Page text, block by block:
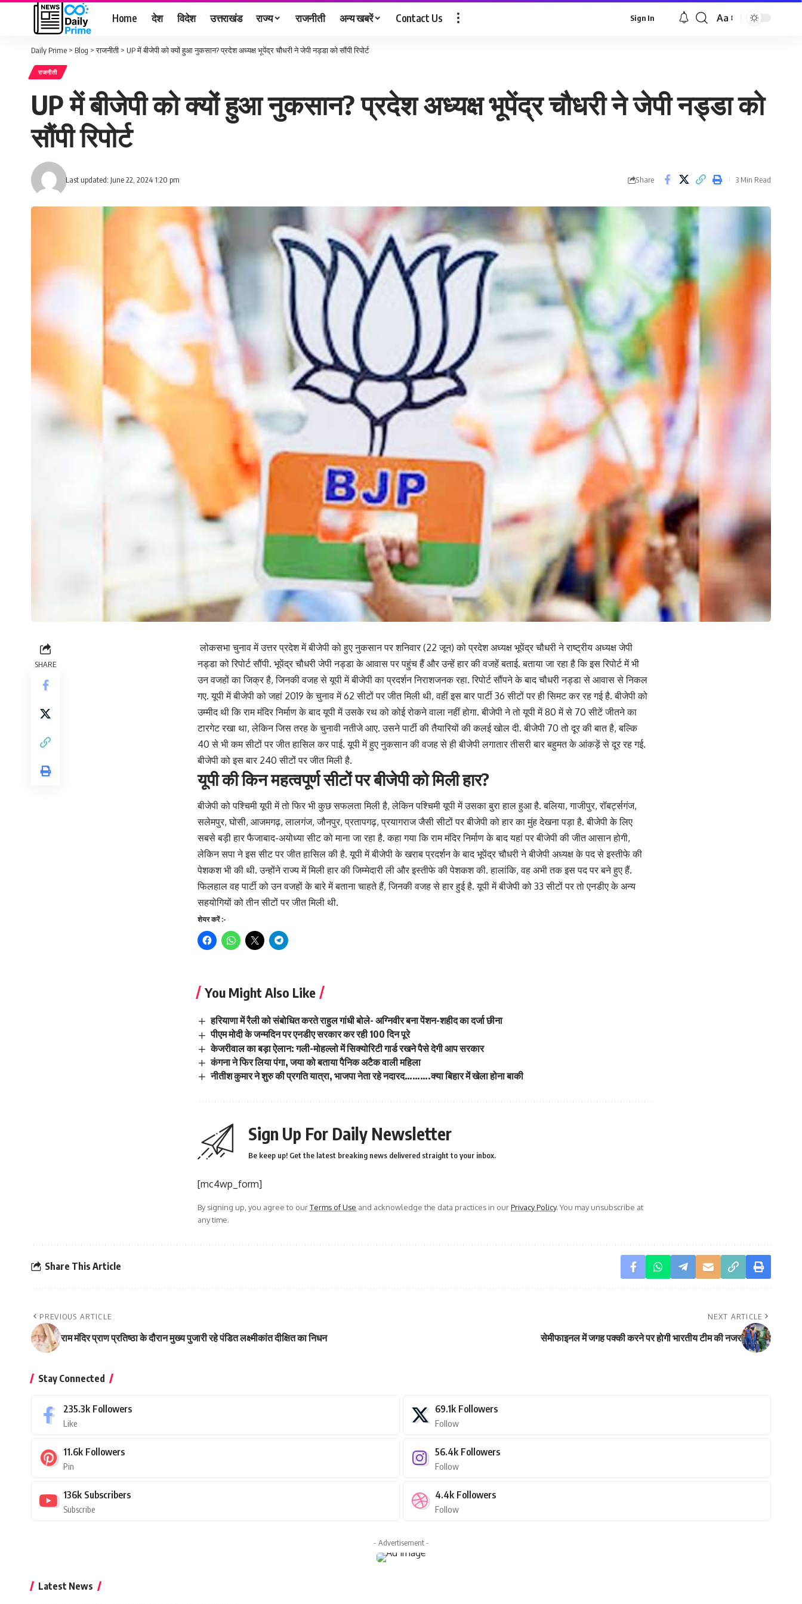
Home देश विदेश उत्तराखंड राज्य राजनीती अन्य खबरें Contact Us Sign In
Font
Aa
Daily Prime > Blog >राजनीती > UP में बीजेपी को क्यों हुआ नुकसान? प्रदेश अध्यक्ष भूपेंद्र चौधरी ने जेपी नड्डा को सौंपी रिपोर्ट
राजनीती
UP में बीजेपी को क्यों हुआ नुकसान? प्रदेश अध्यक्ष भूपेंद्र चौधरी ने जेपी नड्डा को
सौंपी रिपोर्ट
Last updated: June 22, 2024 1:20 pm Share 3 Min Read
SHARE
लोकसभा चुनाव में उत्तर प्रदेश में बीजेपी को हुए नुकसान पर शनिवार (22 जून) को प्रदेश अध्यक्ष भूपेंद्र चौधरी ने राष्ट्रीय अध्यक्ष जेपी
नड्डा को रिपोर्ट सौंपी. भूपेंद्र चौधरी जेपी नड्डा के आवास पर पहुंच हैं और उन्हें हार की वजहें बताई. बताया जा रहा है कि इस रिपोर्ट में भी
उन वजहों का जिक्र है, जिनकी वजह से यूपी में बीजेपी का प्रदर्शन निराशजनक रहा. रिपोर्ट सौंपने के बाद चौधरी नड्डा से आवास से निकल
गए. यूपी में बीजेपी को जहां 2019 के चुनाव में 62 सीटों पर जीत मिली थी, वहीं इस बार पार्टी 36 सीटों पर ही सिमट कर रह गई है. बीजेपी को
उम्मीद थी कि राम मंदिर निर्माण के बाद यूपी में उसके रथ को कोई रोकने वाला नहीं होगा. बीजेपी ने तो यूपी में 80 में से 70 सीटें जीतने का
टारगेट रखा था, लेकिन जिस तरह के चुनावी नतीजे आए. उसने पार्टी की तैयारियों की कलई खोल दी. बीजेपी 70 तो दूर की बात है, बल्कि
40 से भी कम सीटों पर जीत हासिल कर पाई. यूपी में हुए नुकसान की वजह से ही बीजेपी लगातार तीसरी बार बहुमत के आंकड़ें से दूर रह गई.
बीजेपी को इस बार 240 सीटों पर जीत मिली है.
यूपी की किन महत्वपूर्ण सीटों पर बीजेपी को मिली हार?
बीजेपी को पश्चिमी यूपी में तो फिर भी कुछ सफलता मिली है, लेकिन पश्चिमी यूपी में उसका बुरा हाल हुआ है. बलिया, गाजीपुर, रॉबर्ट्सगंज,
सलेमपुर, घोसी, आजमगढ़, लालगंज, जौनपुर, प्रतापगढ़, प्रयागराज जैसी सीटों पर बीजेपी को हार का मुंह देखना पड़ा है. बीजेपी के लिए
सबसे बड़ी हार फैजाबाद-अयोध्या सीट को माना जा रहा है. कहा गया कि राम मंदिर निर्माण के बाद यहां पर बीजेपी की जीत आसान होगी,
लेकिन सपा ने इस सीट पर जीत हासिल की है. यूपी में बीजेपी के खराब प्रदर्शन के बाद भूपेंद्र चौधरी ने बीजेपी अध्यक्ष के पद से इस्तीफे की
पेशकश भी की थी. उन्होंने राज्य में मिली हार की जिम्मेदारी ली और इस्तीफे की पेशकश की. हालांकि, वह अभी तक इस पद पर बने हुए हैं.
फिलहाल वह पार्टी को उन वजहों के बारे में बताना चाहते हैं, जिनकी वजह से हार हुई है. यूपी में बीजेपी को 33 सीटों पर तो एनडीए के अन्य
सहयोगियों को तीन सीटों पर जीत मिली थी.
शेयर करें :-
You Might Also Like
हरियाणा में रैली को संबोधित करते राहुल गांधी बोले- अग्निवीर बना पेंशन-शहीद का दर्जा छीना
पीएम मोदी के जन्मदिन पर एनडीए सरकार कर रही 100 दिन पूरे
केजरीवाल का बड़ा ऐलान: गली-मोहल्लो में सिक्योरिटी गार्ड रखने पैसे देगी आप सरकार
कंगना ने फिर लिया पंगा, जया को बताया पैनिक अटैक वाली महिला
नीतीश कुमार ने शुरु की प्रगति यात्रा, भाजपा नेता रहे नदारद……….क्या बिहार में खेला होना बाकी
Sign Up For Daily Newsletter
Be keep up! Get the latest breaking news delivered straight to your inbox.
[mc4wp_form]
By signing up, you agree to ourTerms of Use and acknowledge the data practices in ourPrivacy Policy. You may unsubscribe at
any time.
Share This Article
PREVIOUS ARTICLE
राम मंदिर प्राण प्रतिष्ठा के दौरान मुख्य पुजारी रहे पंडित लक्ष्मीकांत दीक्षित का निधन
NEXT ARTICLE
सेमीफाइनल में जगह पक्‍की करने पर होगी भारतीय टीम की नजर
Stay Connected
235.3k Followers
Like
69.1k Followers
Follow
11.6k Followers
Pin
56.4k Followers
Follow
136k Subscribers
Subscribe
4.4k Followers
Follow
- Advertisement -
Latest News